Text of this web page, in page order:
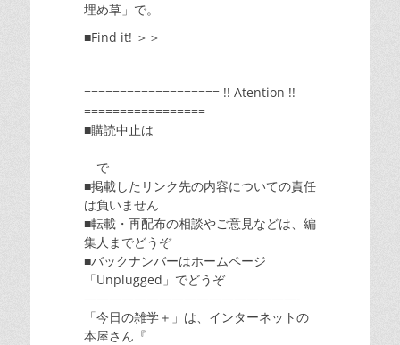
埋め草」で。
■Find it! ＞＞
=================== !! Atention !!
=================
■購読中止は
で
■掲載したリンク先の内容についての責任
は負いません
■転載・再配布の相談やご意見などは、編
集人までどうぞ
■バックナンバーはホームページ
「Unplugged」でどうぞ
—————————————————-
「今日の雑学＋」は、インターネットの
本屋さん『